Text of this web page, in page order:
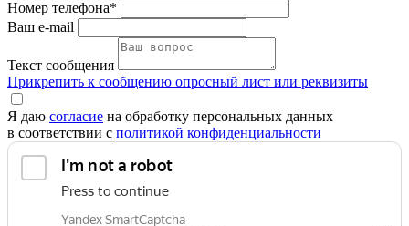
Номер телефона*
Ваш e-mail
Текст сообщения
Прикрепить к сообщению опросный лист или реквизиты
Я даю согласие на обработку персональных данных
в соответствии с политикой конфиденциальности